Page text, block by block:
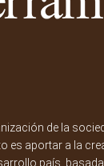
de la
es aportar a la
país,